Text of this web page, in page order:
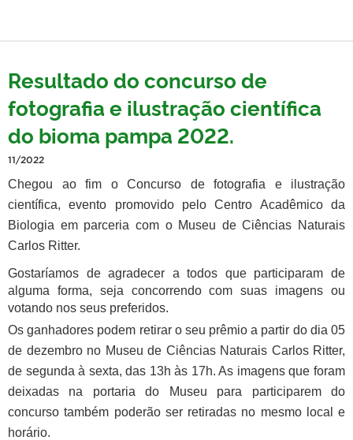
Resultado do concurso de
fotografia e ilustração científica
do bioma pampa 2022.
11/2022
Chegou ao fim o Concurso de fotografia e ilustração
científica, evento promovido pelo Centro Acadêmico da
Biologia em parceria com o Museu de Ciências Naturais
Carlos Ritter.
Gostaríamos de agradecer a todos que participaram de
alguma forma, seja concorrendo com suas imagens ou
votando nos seus preferidos.
Os ganhadores podem retirar o seu prêmio a partir do dia 05
de dezembro no Museu de Ciências Naturais Carlos Ritter,
de segunda à sexta, das 13h às 17h. As imagens que foram
deixadas na portaria do Museu para participarem do
concurso também poderão ser retiradas no mesmo local e
horário.